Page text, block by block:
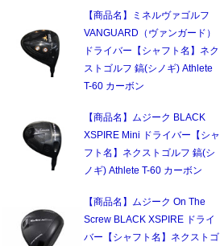
【商品名】ミネルヴァゴルフ
VANGUARD（ヴァンガード）
ドライバー【シャフト名】ネク
ストゴルフ 鎬(シノギ) Athlete
T-60 カーボン
【商品名】ムジーク BLACK
XSPIRE Mini ドライバー【シャ
フト名】ネクストゴルフ 鎬(シ
ノギ) Athlete T-60 カーボン
【商品名】ムジーク On The
Screw BLACK XSPIRE ドライ
バー【シャフト名】ネクストゴ